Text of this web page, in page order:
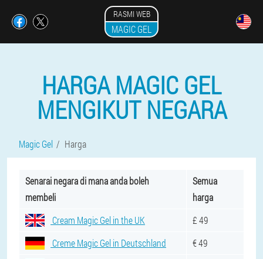
RASMI WEB
MAGIC GEL
HARGA MAGIC GEL
MENGIKUT NEGARA
Magic Gel Harga
Senarai negara di mana anda boleh
membeli
Semua
harga
Cream Magic Gel in the UK
£ 49
Creme Magic Gel in Deutschland
€ 49